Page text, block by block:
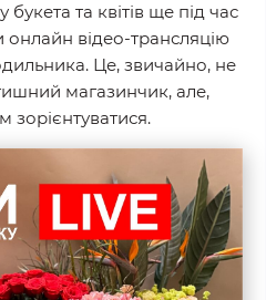
та квітів ще під час
онлайн відео-трансляцію
Це, звичайно, не
магазинчик, але,